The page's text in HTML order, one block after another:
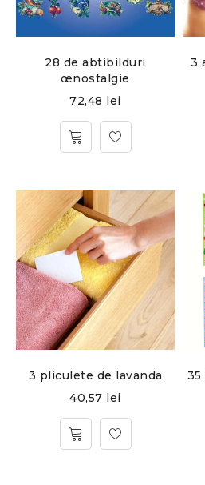
28 de abtibilduri
œnostalgie
72,48 lei
3
3 pliculete de lavanda
40,57 lei